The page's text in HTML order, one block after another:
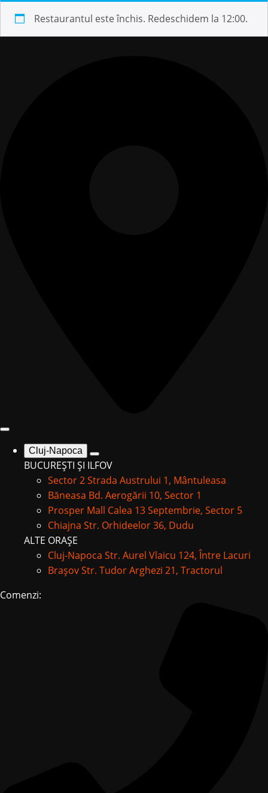
Restaurantul este închis. Redeschidem la 12:00.
Cluj-Napoca
BUCUREȘTI ȘI ILFOV
Sector 2Strada Austrului 1, Mântuleasa
Băneasa Bd. Aerogării 10, Sector 1
Prosper Mall Calea 13 Septembrie, Sector 5
Chiajna Str. Orhideelor 36, Dudu
ALTE ORAȘE
Cluj-Napoca Str. Aurel Vlaicu 124, Între Lacuri
BrașovStr. Tudor Arghezi 21, Tractorul
Comenzi: